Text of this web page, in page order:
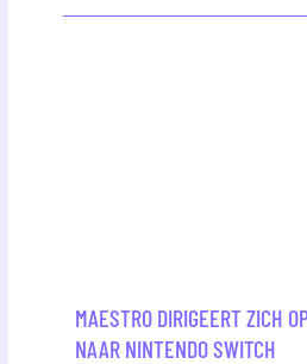
MAESTRO DIRIGEERT ZICH
NAAR NINTENDO SWITCH